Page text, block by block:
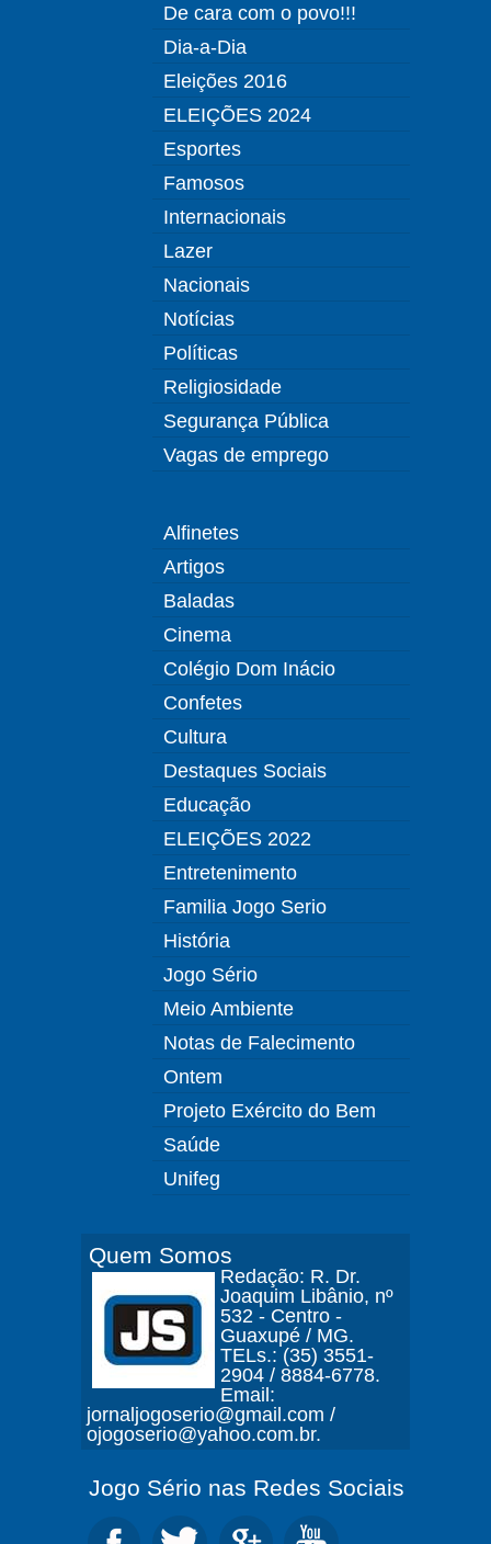
De cara com o povo!!!
Dia-a-Dia
Eleições 2016
ELEIÇÕES 2024
Esportes
Famosos
Internacionais
Lazer
Nacionais
Notícias
Políticas
Religiosidade
Segurança Pública
Vagas de emprego
Alfinetes
Artigos
Baladas
Cinema
Colégio Dom Inácio
Confetes
Cultura
Destaques Sociais
Educação
ELEIÇÕES 2022
Entretenimento
Familia Jogo Serio
História
Jogo Sério
Meio Ambiente
Notas de Falecimento
Ontem
Projeto Exército do Bem
Saúde
Unifeg
Quem Somos
Redação: R. Dr.
Joaquim Libânio, nº
532 - Centro -
Guaxupé / MG.
TELs.: (35) 3551-
2904 / 8884-6778.
Email:
jornaljogoserio@gmail.com /
ojogoserio@yahoo.com.br.
Jogo Sério nas Redes Sociais